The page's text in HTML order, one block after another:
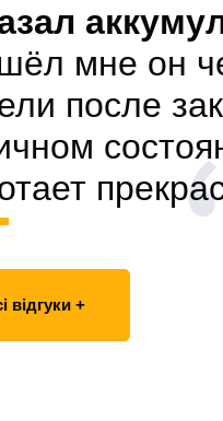
мне он
после
відгуки +